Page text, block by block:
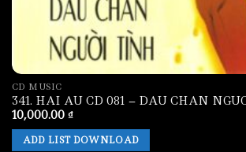
CD MUSIC
341. HAI AU CD 081 – DAU CHAN
10,000.00 ₫
ADD LIST DOWNLOAD